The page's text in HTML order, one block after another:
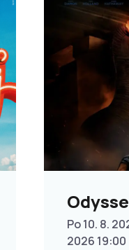
Po 10. 8.
2026 19:00